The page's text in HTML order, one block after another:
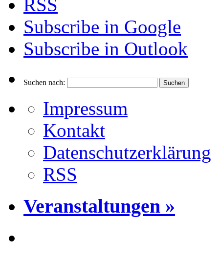
RSS
Subscribe in Google
Subscribe in Outlook
Suchen nach:
Impressum
Kontakt
Datenschutzerklärung
RSS
Veranstaltungen »